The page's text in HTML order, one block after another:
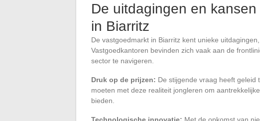
De uitdagingen en
in Biarritz
De vastgoedmarkt in Biarritz kent unieke
Vastgoedkantoren bevinden zich vaak aan de
sector te navigeren.
Druk op de prijzen: De stijgende vraag heeft geleid
moeten met deze realiteit jongleren om
bieden.